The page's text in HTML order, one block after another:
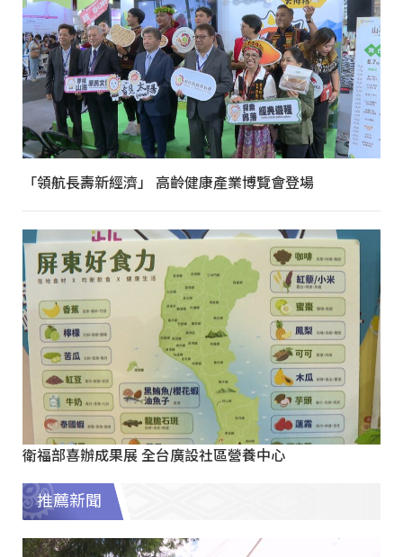
「領航長壽新經濟」 高齡健康產業博覽會登場
衛福部喜辦成果展 全台廣設社區營養中心
推薦新聞